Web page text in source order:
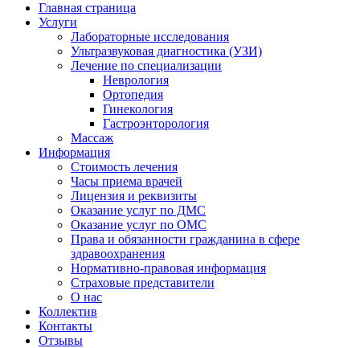
Главная страница
Услуги
Лабораторные исследования
Ультразвуковая диагностика (УЗИ)
Лечение по специализации
Неврология
Ортопедия
Гинекология
Гастроэнторология
Массаж
Информация
Стоимость лечения
Часы приема врачей
Лицензия и реквизиты
Оказание услуг по ДМС
Оказание услуг по ОМС
Права и обязанности гражданина в сфере
здравоохранения
Нормативно-правовая информация
Страховые представители
О нас
Коллектив
Контакты
Отзывы